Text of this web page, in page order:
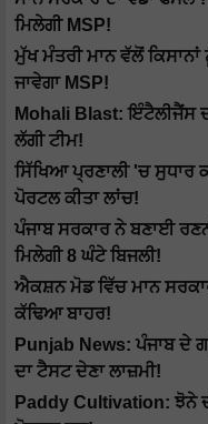
ਮਿਲੇਗੀ MSP!
ਮੁੱਖ ਮੰਤਰੀ ਮਾਨ ਵੱਲੋਂ ਕਿਸਾਨਾਂ
ਜਾਵੇਗਾ MSP!
Mohali Blast: ਇੰਟੈਲੀਜੈਂਸ
ਲੱਗੀ ਟੀਮ!
ਸਿੱਖਿਆ ਪ੍ਰਣਾਲੀ 'ਚ
ਪੋਰਟਲ ਕੀਤਾ ਲਾਂਚ!
ਪੰਜਾਬ ਸਰਕਾਰ ਨੇ ਬਣਾਈ
ਮਿਲੇਗੀ 8 ਘੰਟੇ ਬਿਜਲੀ!
ਐਕਸ਼ਨ ਮੋਡ ਵਿੱਚ ਮਾਨ
ਕੱਢਿਆ ਬਾਹਰ!
Punjab News: ਪੰਜਾਬ ਦੇ
ਦਾ ਟੈਸਟ ਦੇਣਾ ਲਾਜ਼ਮੀ!
Paddy Cultivation: ਝੋਨੇ